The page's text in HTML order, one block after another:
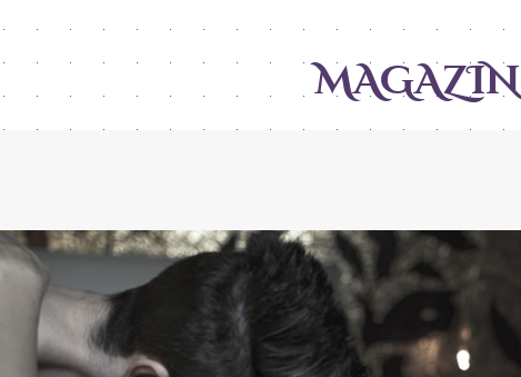
MAGAZIN